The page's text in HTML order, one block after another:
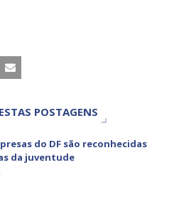
POSTAGENS
do DF são reconhecidas
da juventude